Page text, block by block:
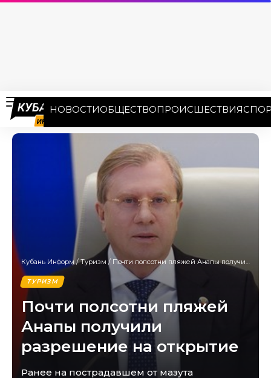
НОВОСТИОБЩЕСТВОПРОИСШЕСТВИЯ
Кубань Информ/Туризм / Почти полсотни пляжей Анапы получили разрешение на открытие
ТУРИЗМ
Почти полсотни пляжей
Анапы получили
разрешение на открытие
Ранее на пострадавшем от мазута